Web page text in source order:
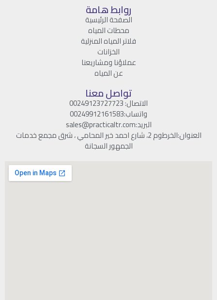
روابط هامة
الصفحة الرئيسية
محطات المياه
فلاتر المياه المنزلية
الخزانات
عملاؤنا ومشاريعنا
عن المياه
تواصل معنا
الاتصال: 00249123727723
واتساب:00249912161583
البريد:sales@practicaltr.com
العنوان:الخرطوم 2، شارع احمد خير المحامي ، شرق مجمع خدمات
الجمهور السجانة